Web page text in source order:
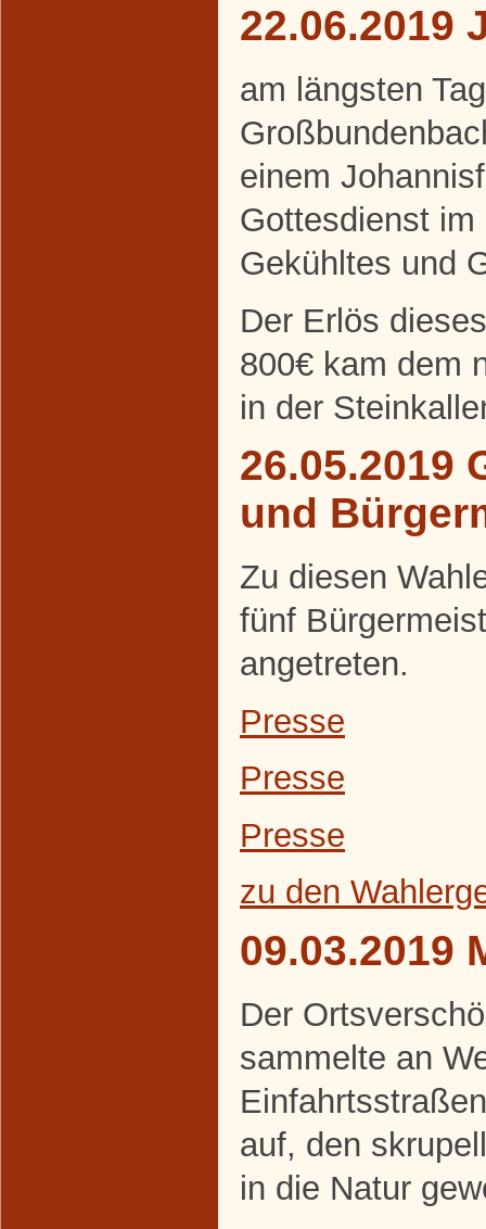
22.06.2019
am längsten
einem
Gottesdienst
Gekühltes und
Der Erlös
800€ kam dem
in der
26.05.2019
und
Zu diesen
fünf
angetreten.
Presse
Presse
Presse
zu den
09.03.2019
Der
sammelte an
auf, den
in die Natur